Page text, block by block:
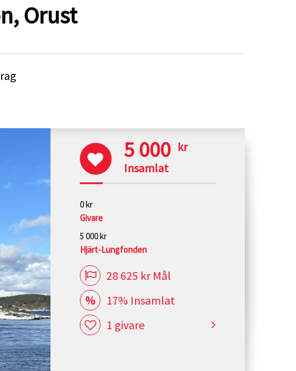
Orust
5 000 kr
Insamlat
0 kr
Givare
5 000 kr
Hjärt-Lungfonden
28 625 kr Mål
17% Insamlat
1 givare